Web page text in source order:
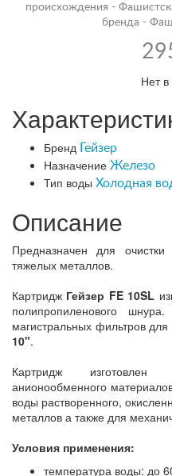
происхождения -
бренда -
Нет
Бренд Гейзер
Назначение Железо
Тип воды Холодная
Описание
Предназначен для
тяжелых металлов.
Картридж Гейзер FE 10SL
полипропиленового
магистральных фильтров
10".
Картридж
анионообменного
воды растворенного,
металлов а также для
Условия применения:
температура воды: до